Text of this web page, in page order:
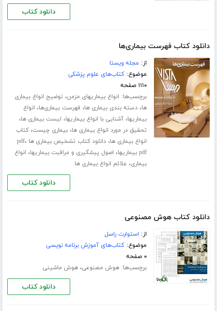
دانلود کتاب
دانلود کتاب فهرست بیماری‌ها
از: مجله ویستا
موضوع:کتاب‌های علوم پزشکی
۱۱۱۰ صفحه
برچسب‌ها: انواع بیماریهای مزمن، توضیح انواع بیماری
ها،دسته بندی بیماری ها، فهرست بیماری‌ها، انواع
بیماریها،آشنایی با انواع بیماریها، لیست بیماری ها،
تحقیق در مورد انواع بیماری ها،بیماری چیست،کتاب
انواع بیماری ها،دانلود کتاب تشخیص بیماری ها pdf ،
pdf بیماریها ، اصول پیشگیری و مراقبت بیماریها، انواع
بیماری، علائم انواع بیماری ها
دانلود کتاب
دانلود کتاب هوش مصنوعی
از: استوارت راسل
موضوع:کتاب‌های آموزش برنامه نویسی
۰ صفحه
برچسب‌ها:هوش مصنوعی،هوش ماشینی
دانلود کتاب